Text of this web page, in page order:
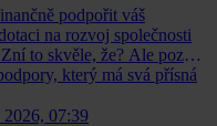
podpořit váš
na rozvoj společnosti
to skvěle, že? Ale pozor
který má svá přísná
2026, 07:39